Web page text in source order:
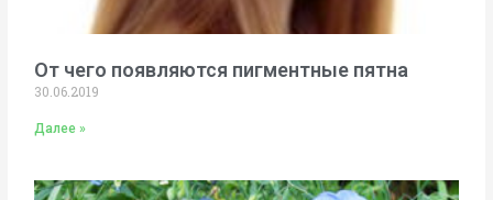
От чего появляются пигментные пятна
30.06.2019
Далее »